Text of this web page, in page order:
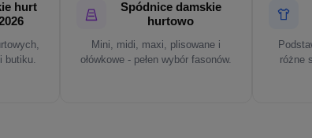
hurt
butiku.
Spódnice damskie
hurtowo
Mini, midi, maxi, plisowane i
ołówkowe - pełen wybór fasonów.
różne